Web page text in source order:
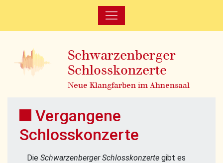
Schwarzenberger
Schlosskonzerte
Neue Klangfarben im Ahnensaal
Vergangene
Schlosskonzerte
Die Schwarzenberger Schlosskonzerte gibt es